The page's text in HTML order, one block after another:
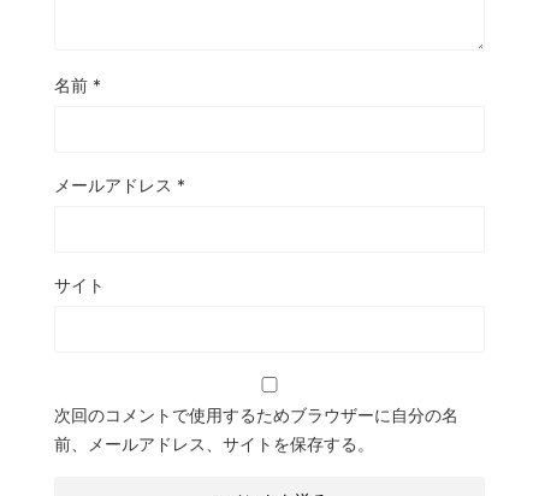
名前 *
メールアドレス *
サイト
次回のコメントで使用するためブラウザーに自分の名
前、メールアドレス、サイトを保存する。